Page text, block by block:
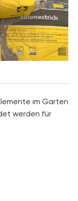
im Garten
werden für